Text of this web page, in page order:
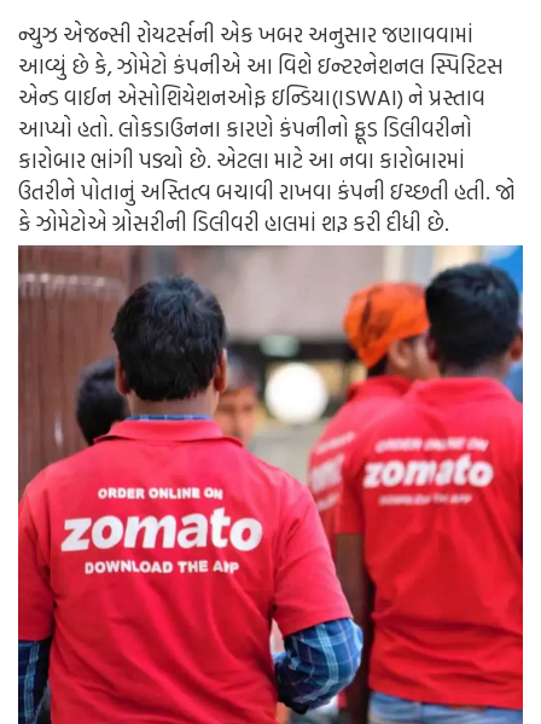
ન્યુઝ એજન્સી રોયટર્સની એક ખબર અનુસાર જણાવવામાં
આવ્યું છે કે, ઝોમેટો કંપનીએ આ વિશે ઇન્ટરનેશનલ સ્પિરિટસ
એન્ડ વાઈન એસોશિયેશનઓફ ઇન્ડિયા(ISWAI) ને પ્રસ્તાવ
આપ્યો હતો. લોકડાઉનના કારણે કંપનીનો ફૂડ ડિલીવરીનો
કારોબાર ભાંગી પડ્યો છે. એટલા માટે આ નવા કારોબારમાં
ઉતરીને પોતાનું અસ્તિત્વ બચાવી રાખવા કંપની ઇચ્છતી હતી. જો
કે ઝોમેટોએ ગ્રોસરીની ડિલીવરી હાલમાં શરૂ કરી દીધી છે.